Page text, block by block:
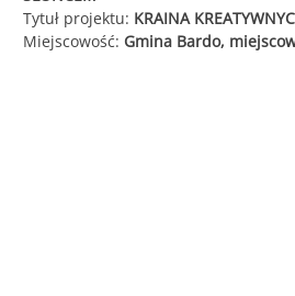
Tytuł projektu: KRAINA
Miejscowość: Gmina Bardo,